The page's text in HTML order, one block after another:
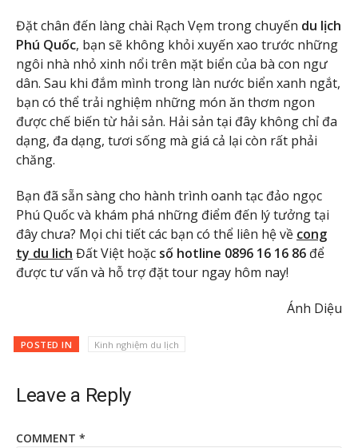
Đặt chân đến làng chài Rạch Vẹm trong chuyến du lịch
Phú Quốc, bạn sẽ không khỏi xuyến xao trước những
ngôi nhà nhỏ xinh nổi trên mặt biển của bà con ngư
dân. Sau khi đắm mình trong làn nước biển xanh ngắt,
bạn có thể trải nghiệm những món ăn thơm ngon
được chế biến từ hải sản. Hải sản tại đây không chỉ đa
dạng, đa dạng, tươi sống mà giá cả lại còn rất phải
chăng.
Bạn đã sẵn sàng cho hành trình oanh tạc đảo ngọc
Phú Quốc và khám phá những điểm đến lý tưởng tại
đây chưa? Mọi chi tiết các bạn có thể liên hệ về cong
ty du lich Đất Việt hoặc số hotline 0896 16 16 86 để
được tư vấn và hỗ trợ đặt tour ngay hôm nay!
Ánh Diệu
POSTED IN Kinh nghiệm du lịch
Leave a Reply
COMMENT *